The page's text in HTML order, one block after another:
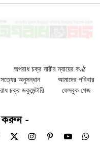
অপরাধ চক্র নারীর ন্যায়ের কণ্ঠ
অনুসন্ধান
আমাদের পরিবার
চক্র ডকুমেন্টারি
ফেসবুক পেজ
-
X
InstagramPinterestYouTube